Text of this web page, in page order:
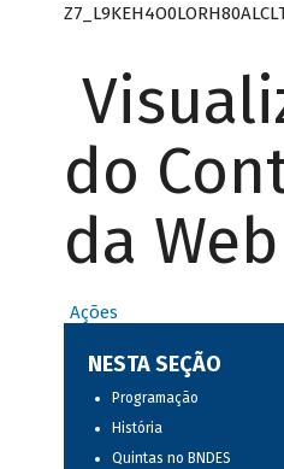
do
da Web
Ações
NESTA SEÇÃO
Programação
História
Quintas no BNDES